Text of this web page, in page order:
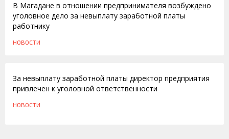
В Магадане в отношении предпринимателя возбуждено
уголовное дело за невыплату заработной платы
работнику
НОВОСТИ
За невыплату заработной платы директор предприятия
привлечен к уголовной ответственности
НОВОСТИ